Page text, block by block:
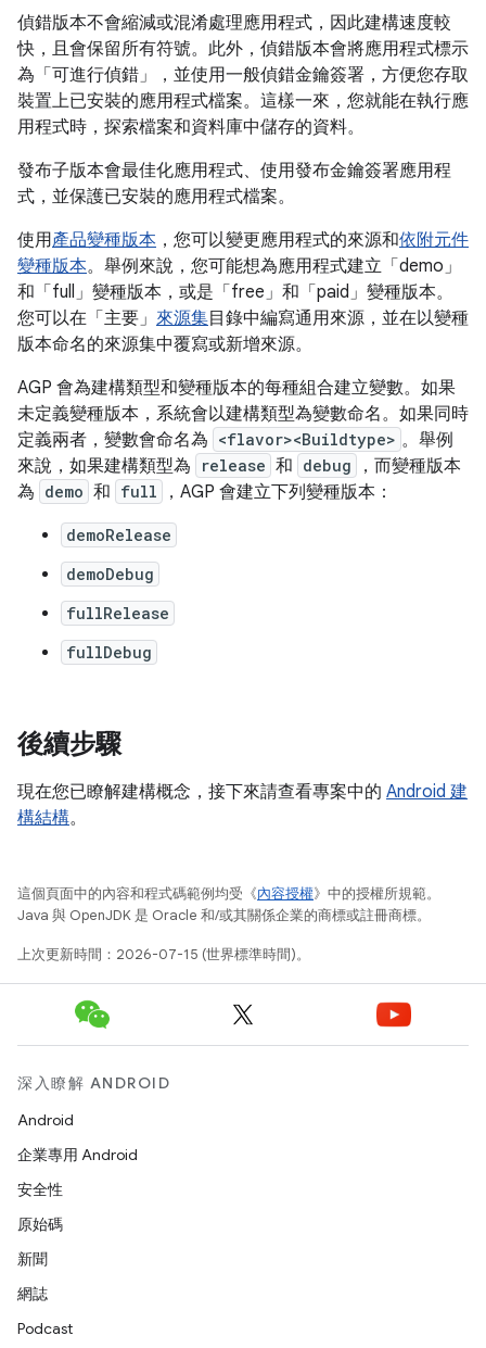
偵錯版本不會縮減或混淆處理應用程式，因此建構速度較
快，且會保留所有符號。此外，偵錯版本會將應用程式標示
為「可進行偵錯」，並使用一般偵錯金鑰簽署，方便您存取
裝置上已安裝的應用程式檔案。這樣一來，您就能在執行應
用程式時，探索檔案和資料庫中儲存的資料。
發布子版本會最佳化應用程式、使用發布金鑰簽署應用程
式，並保護已安裝的應用程式檔案。
使用產品變種版本 ，您可以變更應用程式的來源和依附元件
變種版本。舉例來說，您可能想為應用程式建立「demo」
和「full」變種版本，或是「free」和「paid」變種版本。
您可以在「主要」 來源集目錄中編寫通用來源，並在以變種
版本命名的來源集中覆寫或新增來源。
AGP 會為建構類型和變種版本的每種組合建立變數。如果
未定義變種版本，系統會以建構類型為變數命名。如果同時
定義兩者，變數會命名為 <flavor><Buildtype> 。舉例
來說，如果建構類型為
release 和 debug
，而變種版本
為 demo 和 full ，AGP 會建立下列變種版本：
demoRelease
demoDebug
fullRelease
fullDebug
後續步驟
現在您已瞭解建構概念，接下來請查看專案中的 Android 建
構結構。
這個頁面中的內容和程式碼範例均受《內容授權》中的授權所規範。
Java 與 OpenJDK 是 Oracle 和/或其關係企業的商標或註冊商標。
上次更新時間：2026-07-15 (世界標準時間)。
深入瞭解 ANDROID
Android
企業專用 Android
安全性
原始碼
新聞
網誌
Podcast